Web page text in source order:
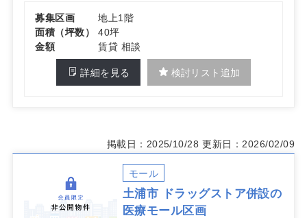
募集区画
地上1階
面積（坪数）
40坪
金額
賃貸 相談
詳細を見る 検討リスト追加
掲載日：2025/10/28 更新日：2026/02/09
モール
土浦市 ドラッグストア併設の
医療モール区画